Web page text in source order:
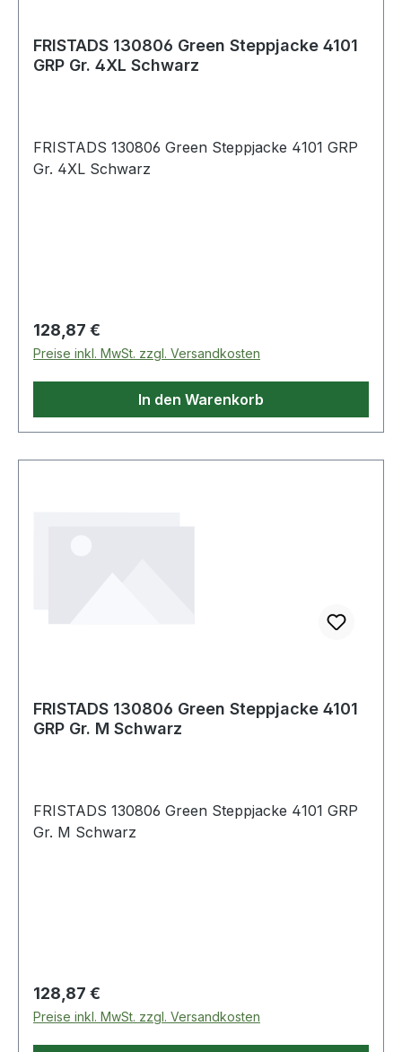
FRISTADS 130806 Green Steppjacke 4101
GRP Gr. 4XL Schwarz
FRISTADS 130806 Green Steppjacke 4101 GRP
Gr. 4XL Schwarz
Regulärer Preis:
128,87 €
Preise inkl. MwSt. zzgl. Versandkosten
In den Warenkorb
FRISTADS 130806 Green Steppjacke 4101
GRP Gr. M Schwarz
FRISTADS 130806 Green Steppjacke 4101 GRP
Gr. M Schwarz
Regulärer Preis:
128,87 €
Preise inkl. MwSt. zzgl. Versandkosten